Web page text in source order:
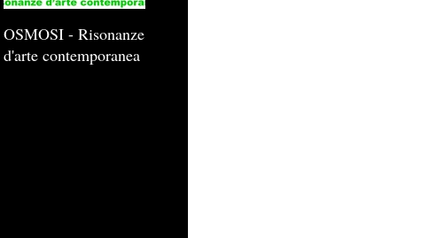
OSMOSI - Risonanze
d'arte contemporanea